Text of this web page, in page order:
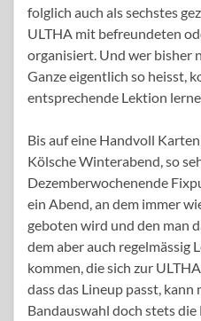
folglich auch als sechstes
ULTHA mit befreundeten
organisiert. Und wer bisher
Ganze eigentlich so heisst,
entsprechende Lektion
Bis auf eine Handvoll
Kölsche Winterabend, so
Dezemberwochenende
ein Abend, an dem immer
geboten wird und den man
dem aber auch regelmässig
kommen, die sich zur
dass das Lineup passt,
Bandauswahl doch stets